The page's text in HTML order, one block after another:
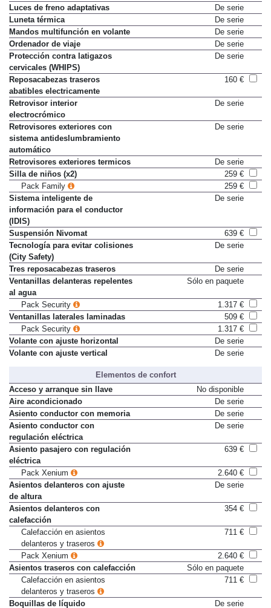
Lavafaros
De serie
Luces de freno adaptativas
De serie
Luneta térmica
De serie
Mandos multifunción en volante
De serie
Ordenador de viaje
De serie
Protección contra latigazos
cervicales (WHIPS)
Reposacabezas traseros
abatibles electricamente
Retrovisor interior
electrocrómico
Retrovisores exteriores con
sistema antideslumbramiento
automático
Retrovisores exteriores termicos
De serie
Silla de niños (x2)
259 €
Pack Family
259 €
Sistema inteligente de
información para el conductor
(IDIS)
Suspensión Nivomat
639 €
Tecnología para evitar colisiones
(City Safety)
Tres reposacabezas traseros
De serie
Ventanillas delanteras repelentes
al agua
Pack Security
1.317 €
Ventanillas laterales laminadas
509 €
Pack Security
1.317 €
Volante con ajuste horizontal
De serie
Elementos de confort
Acceso y arranque sin llave
No disponible
Aire acondicionado
De serie
Asiento conductor con memoria
De serie
Asiento conductor con
regulación eléctrica
Asiento pasajero con regulación
eléctrica
Pack Xenium
2.640 €
Asientos delanteros con ajuste
de altura
Asientos delanteros con
calefacción
Calefacción en asientos
delanteros y traseros
Pack Xenium
2.640 €
Asientos traseros con calefacción
Sólo en paquete
Calefacción en asientos
delanteros y traseros